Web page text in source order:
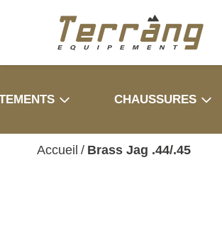
CHAUSSURES
Accueil / Brass Jag .44/.45